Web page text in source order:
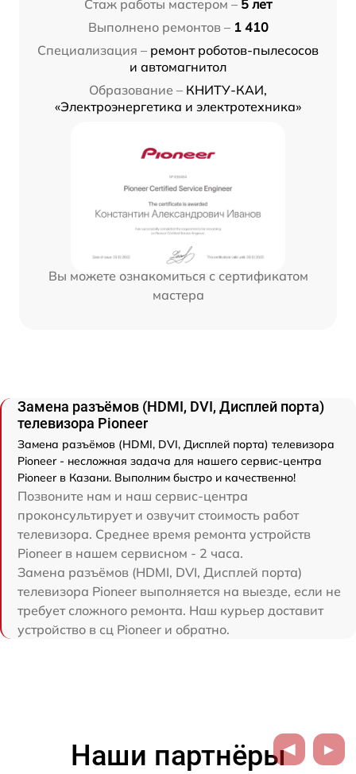
Стаж работы мастером – 5 лет
Выполнено ремонтов – 1 410
Специализация – ремонт роботов-пылесосов
и автомагнитол
Образование – КНИТУ-КАИ,
«Электроэнергетика и электротехника»
Вы можете ознакомиться с сертификатом
мастера
Замена разъёмов (HDMI, DVI, Дисплей порта)
телевизора Pioneer
Замена разъёмов (HDMI, DVI, Дисплей порта) телевизора
Pioneer - несложная задача для нашего сервис-центра
Pioneer в Казани. Выполним быстро и качественно!
Позвоните нам и наш сервис-центра
проконсультирует и озвучит стоимость работ
телевизора. Среднее время ремонта устройств
Pioneer в нашем сервисном - 2 часа.
Замена разъёмов (HDMI, DVI, Дисплей порта)
телевизора Pioneer выполняется на выезде, если не
требует сложного ремонта. Наш курьер доставит
устройство в сц Pioneer и обратно.
Наши партнёры